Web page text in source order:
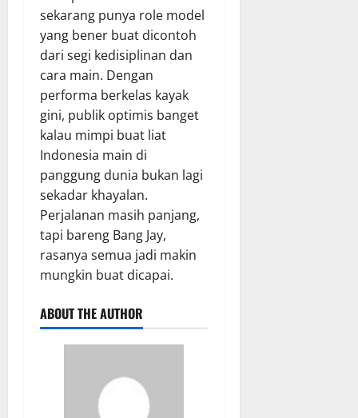
sekarang punya role model
yang bener buat dicontoh
dari segi kedisiplinan dan
cara main. Dengan
performa berkelas kayak
gini, publik optimis banget
kalau mimpi buat liat
Indonesia main di
panggung dunia bukan lagi
sekadar khayalan.
Perjalanan masih panjang,
tapi bareng Bang Jay,
rasanya semua jadi makin
mungkin buat dicapai.
ABOUT THE AUTHOR